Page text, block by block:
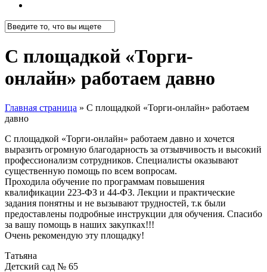
Search
С площадкой «Торги-
онлайн» работаем давно
Главная страница » С площадкой «Торги-онлайн» работаем
давно
С площадкой «Торги-онлайн» работаем давно и хочется
выразить огромную благодарность за отзывчивость и высокий
профессионализм сотрудников. Специалисты оказывают
существенную помощь по всем вопросам.
Проходила обучение по программам повышения
квалификации 223‑ФЗ и 44‑ФЗ. Лекции и практические
задания понятны и не вызывают трудностей, т.к были
предоставлены подробные инструкции для обучения. Спасибо
за вашу помощь в наших закупках!!!
Очень рекомендую эту площадку!
Татьяна
Детский сад № 65